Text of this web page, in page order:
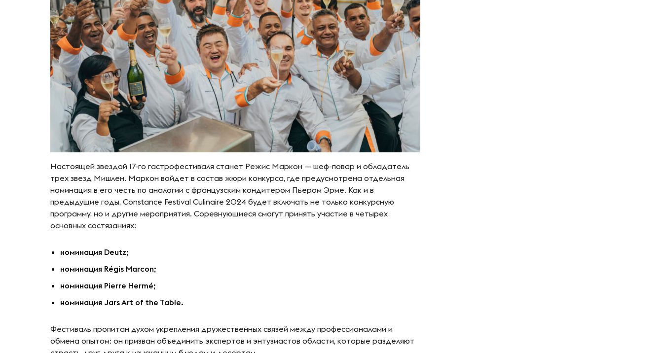
Настоящей звездой 17-го гастрофестиваля станет Режис Маркон — шеф-повар и обладатель
трех звезд Мишлен. Маркон войдет в состав жюри конкурса, где предусмотрена отдельная
номинация в его честь по аналогии с французским кондитером Пьером Эрме. Как и в
предыдущие годы, Constance Festival Culinaire 2024 будет включать не только конкурсную
программу, но и другие мероприятия. Соревнующиеся смогут принять участие в четырех
основных состязаниях:
номинация Deutz;
номинация Régis Marcon;
номинация Pierre Hermé;
номинация Jars Art of the Table.
Фестиваль пропитан духом укрепления дружественных связей между профессионалами и
обмена опытом: он призван объединить экспертов и энтузиастов области, которые разделяют